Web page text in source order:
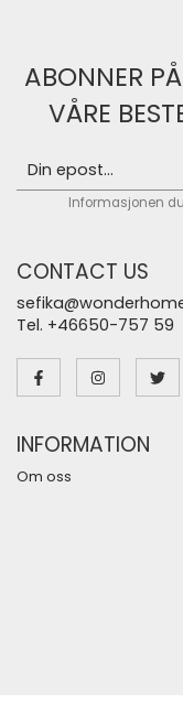
ABONNER
VÅRE
Informasjonen
CONTACT US
Tel. +46650-757 59
INFORMATION
Om oss